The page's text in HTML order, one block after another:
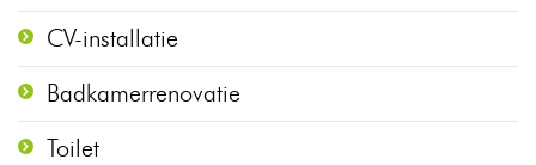
CV-installatie
Badkamerrenovatie
Toilet